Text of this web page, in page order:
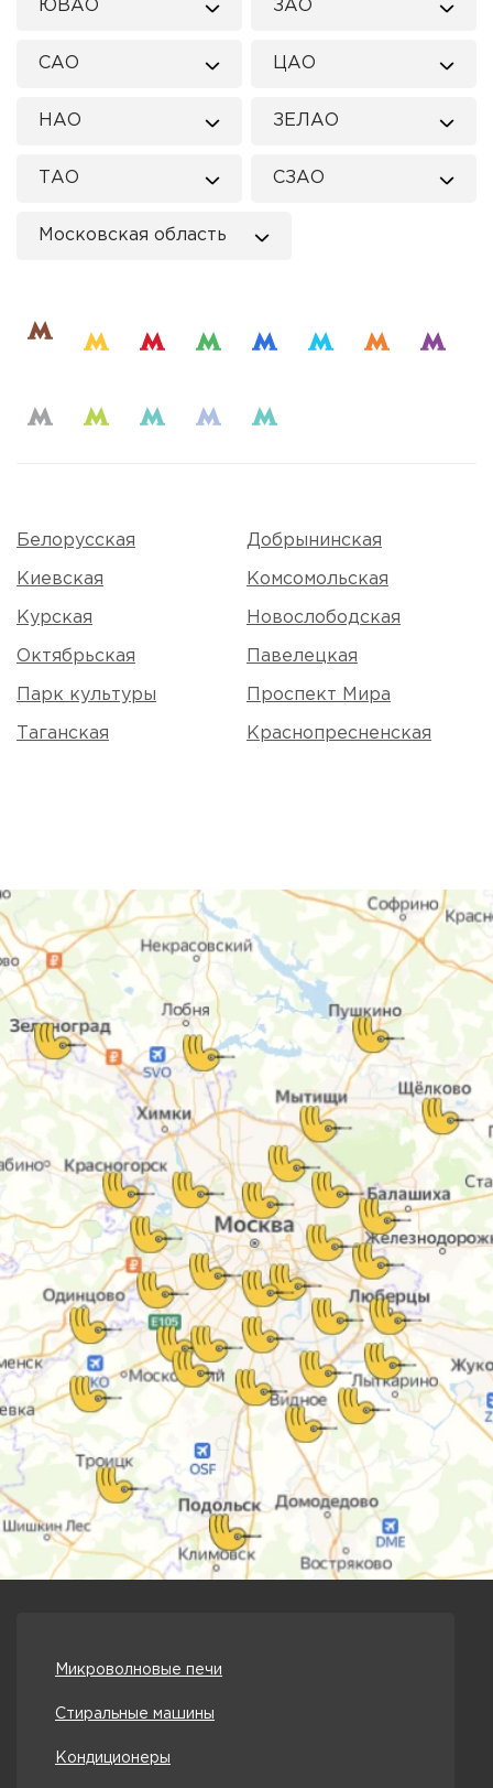
ЮВАО ЗАО
САО ЦАО
НАО ЗЕЛАО
ТАО СЗАО
Московская область
Белорусская Добрынинская
Киевская Комсомольская
Курская Новослободская
Октябрьская Павелецкая
Парк культуры Проспект Мира
Таганская Краснопресненская
Микроволновые печи
Стиральные машины
Кондиционеры